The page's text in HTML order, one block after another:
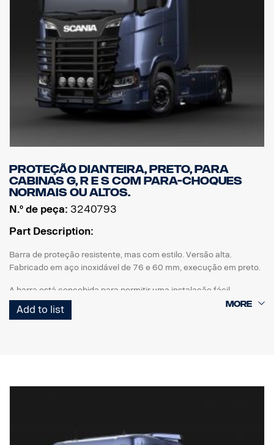
Proteção dianteira, preto, para
cabinas G, R e S com para-choques
normais ou altos.
N.º de peça: 3240793
Part Description:
Barra de proteção resistente, mas com estilo. Versão alta.
Fabricado em aço inoxidável de 76 e 60 mm, execução em preto.
A barra está concebida para permitir uma instalação fácil,
facilidade de dobragem e acesso/utilização da barra de reboque
original, tal como as ponteiras dos tubos de escape inferiores são
opcionais especiais para as barras verticais superiores. Cablagem
normais ou altos. Para a melhor distância ao solo possível,
Add to list